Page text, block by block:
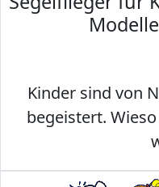
Kinder sind von
begeistert.